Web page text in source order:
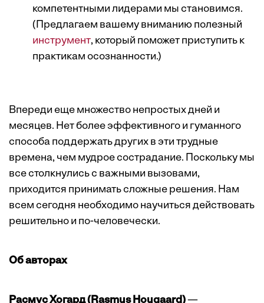
компетентными лидерами мы становимся.
(Предлагаем вашему вниманию полезный
инструмент, который поможет приступить к
практикам осознанности.)
Впереди еще множество непростых дней и
месяцев. Нет более эффективного и гуманного
способа поддержать других в эти трудные
времена, чем мудрое сострадание. Поскольку мы
все столкнулись с важными вызовами,
приходится принимать сложные решения. Нам
всем сегодня необходимо научиться действовать
решительно и по-человечески.
Об авторах
Расмус Хогард (Rasmus Hougaard)—